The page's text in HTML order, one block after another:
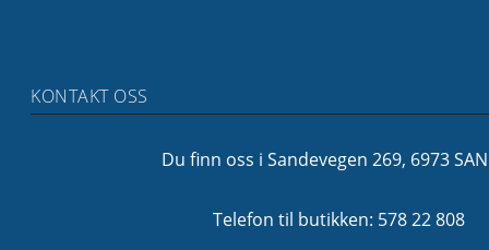
KONTAKT OSS
Du finn oss i Sandevegen 269, 6973
Telefon til butikken: 578 22 808